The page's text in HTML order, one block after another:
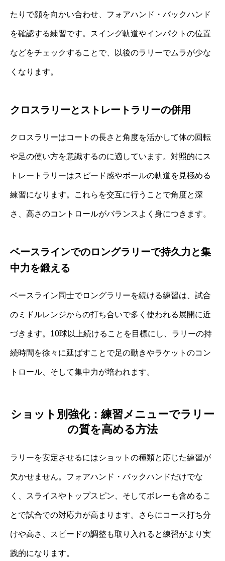
たりで顔を向かい合わせ、フォアハンド・バックハンド
を確認する練習です。スイング軌道やインパクトの位置
などをチェックすることで、以後のラリーでムラが少な
くなります。
クロスラリーとストレートラリーの併用
クロスラリーはコートの長さと角度を活かして体の回転
や足の使い方を意識するのに適しています。対照的にス
トレートラリーはスピード感やボールの軌道を見極める
練習になります。これらを交互に行うことで角度と深
さ、高さのコントロールがバランスよく身につきます。
ベースラインでのロングラリーで持久力と集
中力を鍛える
ベースライン同士でロングラリーを続ける練習は、試合
のミドルレンジからの打ち合いで多く使われる展開に近
づきます。10球以上続けることを目標にし、ラリーの持
続時間を徐々に延ばすことで足の動きやラケットのコン
トロール、そして集中力が培われます。
ショット別強化：練習メニューでラリー
の質を高める方法
ラリーを安定させるにはショットの種類と応じた練習が
欠かせません。フォアハンド・バックハンドだけでな
く、スライスやトップスピン、そしてボレーも含めるこ
とで試合での対応力が高まります。さらにコース打ち分
けや高さ、スピードの調整も取り入れると練習がより実
践的になります。